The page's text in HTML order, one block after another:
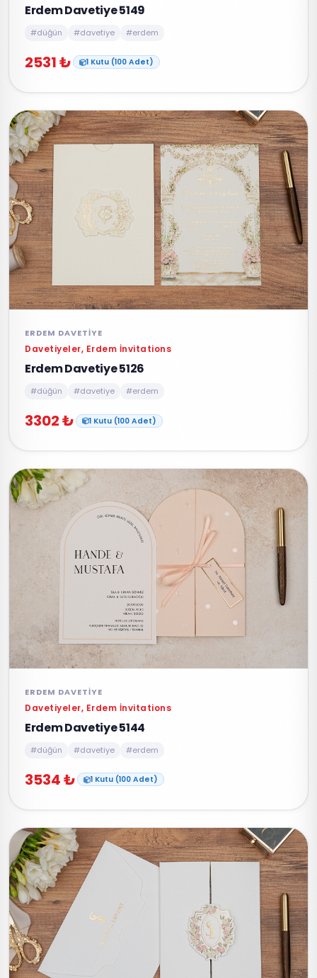
Erdem Davetiye 5149
#düğün #davetiye #erdem
2531 ₺ 1 Kutu (100 Adet)
ERDEM DAVETIYE
Davetiyeler, Erdem İnvitations
Erdem Davetiye 5126
#düğün #davetiye #erdem
3302 ₺ 1 Kutu (100 Adet)
ERDEM DAVETIYE
Davetiyeler, Erdem İnvitations
Erdem Davetiye 5144
#düğün #davetiye #erdem
3534 ₺ 1 Kutu (100 Adet)